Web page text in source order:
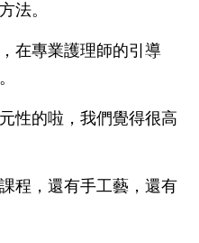
法。
在專業護理師的引導
性的啦，我們覺得很高
程，還有手工藝，還有